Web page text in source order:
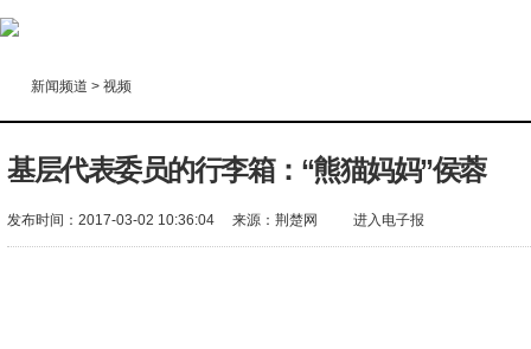
新闻频道 > 视频
基层代表委员的行李箱：“熊猫妈妈”侯蓉
发布时间：2017-03-02 10:36:04 来源：荆楚网 进入电子报